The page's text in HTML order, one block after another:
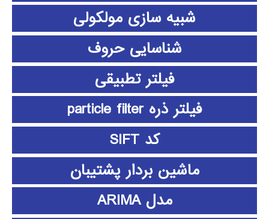
شبیه سازی مولکولی
شناسایی حروف
فیلتر تطبیقی
فیلتر ذره particle filter
کد SIFT
ماشین بردار پشتیبان
مدل ARIMA